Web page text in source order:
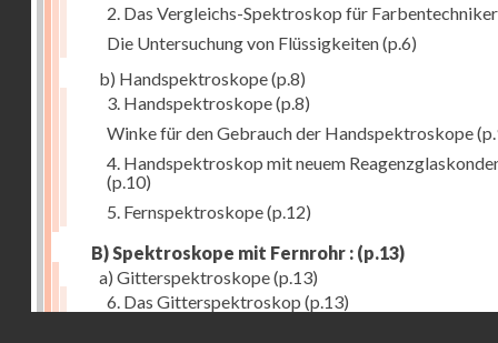
2. Das Vergleichs-Spektroskop für Farbentechniker
Die Untersuchung von Flüssigkeiten(p.6)
b) Handspektroskope(p.8)
3. Handspektroskope(p.8)
Winke für den Gebrauch der Handspektroskope
4. Handspektroskop mit neuem
(p.10)
5. Fernspektroskope(p.12)
B) Spektroskope mit Fernrohr : (p.13)
a) Gitterspektroskope(p.13)
6. Das Gitterspektroskop (p.13)